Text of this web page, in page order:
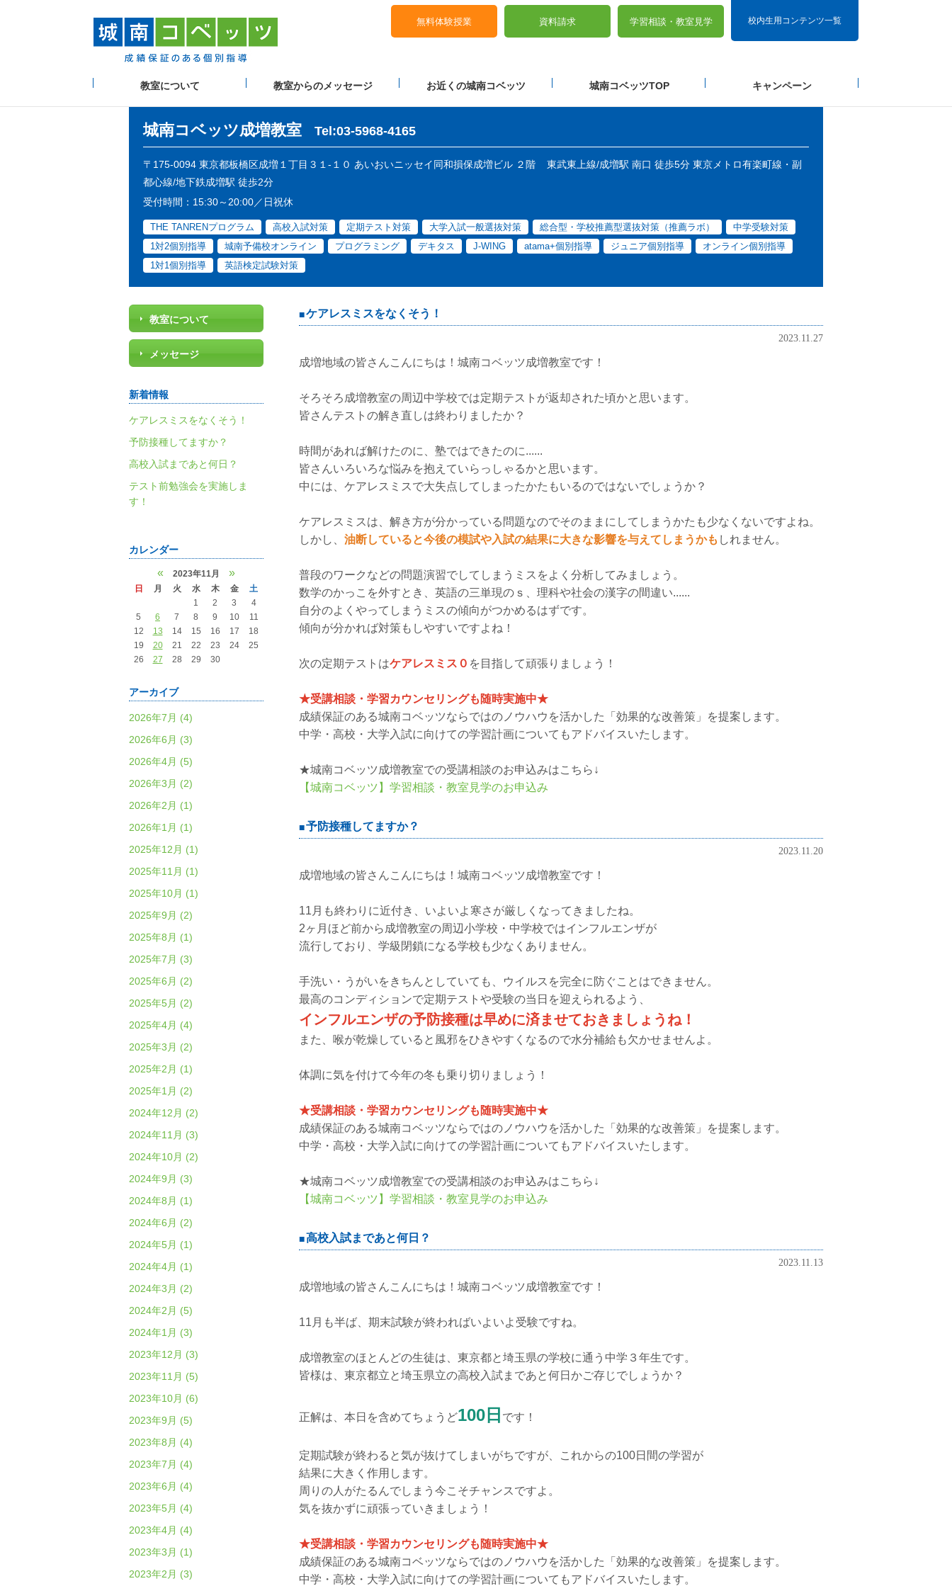
校内生用コンテンツ一覧
無料体験授業 資料請求 学習相談・ 教室見学
教室について 教室からのメッセージ お近くの城南コベッツ 城南コベッツTOP キャンペーン
城南コベッツ成増教室 Tel:03-5968-4165
〒175-0094 東京都板橋区成増１丁目３１-１０ あいおいニッセイ同和損保成増ビル ２階
東武東上線/成増駅 南口 徒歩5分 東京メトロ有楽町線・副
都心線/地下鉄成増駅 徒歩2分
受付時間：15:30～20:00／日祝休
THE TANRENプログラム 高校入試対策 定期テスト対策 大学入試一般選抜対策 総合型・学校推薦型選抜対策（推薦ラボ）
中学受験対策
1対2個別指導
城南予備校オンライン プログラミング デキタス J-WING atama+個別指導 ジュニア個別指導
オンライン個別指導
1対1個別指導
英語検定試験対策
ケアレスミスをなくそう！
2023.11.27
成増地域の皆さんこんにちは！城南コベッツ成増教室です！
そろそろ成増教室の周辺中学校では定期テストが返却された頃かと思います。
皆さんテストの解き直しは終わりましたか？
時間があれば解けたのに、塾ではできたのに......
皆さんいろいろな悩みを抱えていらっしゃるかと思います。
中には、ケアレスミスで大失点してしまったかたもいるのではないでしょうか？
ケアレスミスは、解き方が分かっている問題なのでそのままにしてしまうかたも少なくないですよね。
しかし、 油断していると今後の模試や入試の結果に大きな影響を与えてしまうかも しれません。
普段のワークなどの問題演習でしてしまうミスをよく分析してみましょう。
数学のかっこを外すとき、英語の三単現のｓ、理科や社会の漢字の間違い......
自分のよくやってしまうミスの傾向がつかめるはずです。
傾向が分かれば対策もしやすいですよね！
次の定期テストはケアレスミス０ を目指して頑張りましょう！
★受講相談・学習カウンセリングも随時実施中★
成績保証のある城南コベッツならではのノウハウを活かした「効果的な改善策」を提案します。
中学・高校・大学入試に向けての学習計画についてもアドバイスいたします。
★城南コベッツ成増教室での受講相談のお申込みはこちら↓
【城南コベッツ】学習相談・教室見学のお申込み
予防接種してますか？
2023.11.20
成増地域の皆さんこんにちは！城南コベッツ成増教室です！
11月も終わりに近付き、いよいよ寒さが厳しくなってきましたね。
2ヶ月ほど前から成増教室の周辺小学校・中学校ではインフルエンザが
流行しており、学級閉鎖になる学校も少なくありません。
手洗い・うがいをきちんとしていても、ウイルスを完全に防ぐことはできません。
最高のコンディションで定期テストや受験の当日を迎えられるよう、
インフルエンザの予防接種は早めに済ませておきましょうね！
また、喉が乾燥していると風邪をひきやすくなるので水分補給も欠かせませんよ。
体調に気を付けて今年の冬も乗り切りましょう！
★受講相談・学習カウンセリングも随時実施中★
成績保証のある城南コベッツならではのノウハウを活かした「効果的な改善策」を提案します。
中学・高校・大学入試に向けての学習計画についてもアドバイスいたします。
★城南コベッツ成増教室での受講相談のお申込みはこちら↓
【城南コベッツ】学習相談・教室見学のお申込み
高校入試まであと何日？
2023.11.13
成増地域の皆さんこんにちは！城南コベッツ成増教室です！
11月も半ば、期末試験が終わればいよいよ受験ですね。
成増教室のほとんどの生徒は、東京都と埼玉県の学校に通う中学３年生です。
皆様は、東京都立と埼玉県立の高校入試まであと何日かご存じでしょうか？
正解は、本日を含めてちょうど100日 です！
定期試験が終わると気が抜けてしまいがちですが、これからの100日間の学習が
結果に大きく作用します。
周りの人がたるんでしまう今こそチャンスですよ。
気を抜かずに頑張っていきましょう！
★受講相談・学習カウンセリングも随時実施中★
成績保証のある城南コベッツならではのノウハウを活かした「効果的な改善策」を提案します。
中学・高校・大学入試に向けての学習計画についてもアドバイスいたします。
教室について
メッセージ
新着情報
ケアレスミスをなくそう！
予防接種してますか？
高校入試まであと何日？
テスト前勉強会を実施しま
す！
カレンダー
« 2023年11月 »
日 月 火 水 木 金
土
1
2 3
4
5
6 7 8 9 10
11
12
13 14 15 16 17
18
19
20 21 22 23 24
25
26
27 28 29 30
アーカイブ
2026年7月 (4)
2026年6月 (3)
2026年4月 (5)
2026年3月 (2)
2026年2月 (1)
2026年1月 (1)
2025年12月 (1)
2025年11月 (1)
2025年10月 (1)
2025年9月 (2)
2025年8月 (1)
2025年7月 (3)
2025年6月 (2)
2025年5月 (2)
2025年4月 (4)
2025年3月 (2)
2025年2月 (1)
2025年1月 (2)
2024年12月 (2)
2024年11月 (3)
2024年10月 (2)
2024年9月 (3)
2024年8月 (1)
2024年6月 (2)
2024年5月 (1)
2024年4月 (1)
2024年3月 (2)
2024年2月 (5)
2024年1月 (3)
2023年12月 (3)
2023年11月 (5)
2023年10月 (6)
2023年9月 (5)
2023年8月 (4)
2023年7月 (4)
2023年6月 (4)
2023年5月 (4)
2023年4月 (4)
2023年3月 (1)
2023年2月 (3)